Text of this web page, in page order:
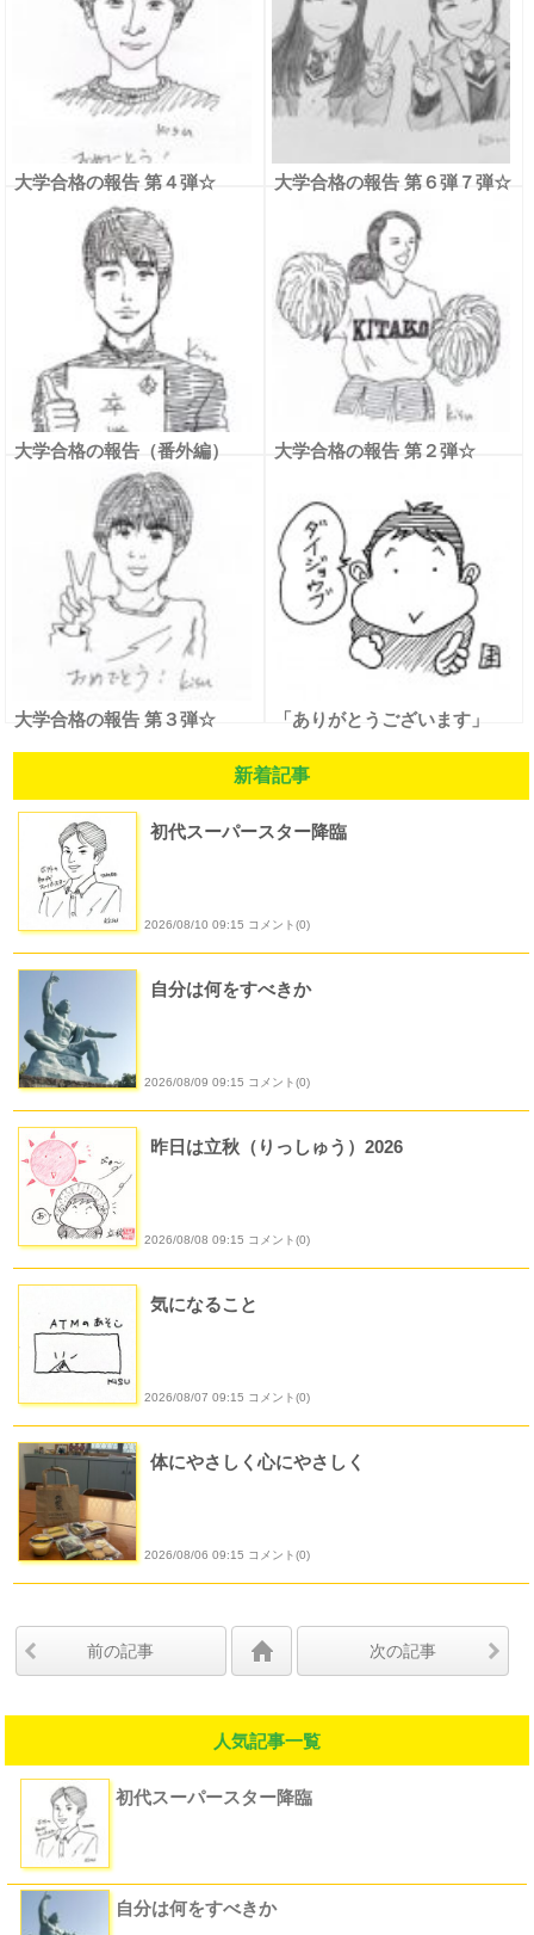
大学合格の報告 第４弾☆ 大学合格の報告 第６弾７弾☆
大学合格の報告（番外編） 大学合格の報告 第２弾☆
大学合格の報告 第３弾☆ 「ありがとうございます」
新着記事
初代スーパースター降臨
2026/08/10 09:15 コメント(0)
自分は何をすべきか
2026/08/09 09:15 コメント(0)
昨日は立秋（りっしゅう）2026
2026/08/08 09:15 コメント(0)
気になること
2026/08/07 09:15 コメント(0)
体にやさしく心にやさしく
2026/08/06 09:15 コメント(0)
前の記事 次の記事
人気記事一覧
初代スーパースター降臨
自分は何をすべきか